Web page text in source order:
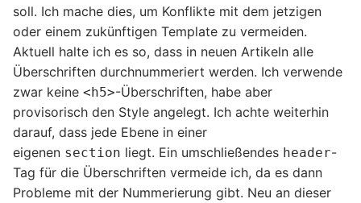
soll. Ich mache dies, um Konflikte mit dem jetzigen
oder einem zukünftigen Template zu vermeiden.
Aktuell halte ich es so, dass in neuen Artikeln alle
Überschriften durchnummeriert werden. Ich verwende
zwar keine <h5>-Überschriften, habe aber
provisorisch den Style angelegt. Ich achte weiterhin
darauf, dass jede Ebene in einer
eigenen section liegt. Ein umschließendes header-
Tag für die Überschriften vermeide ich, da es dann
Probleme mit der Nummerierung gibt. Neu an dieser